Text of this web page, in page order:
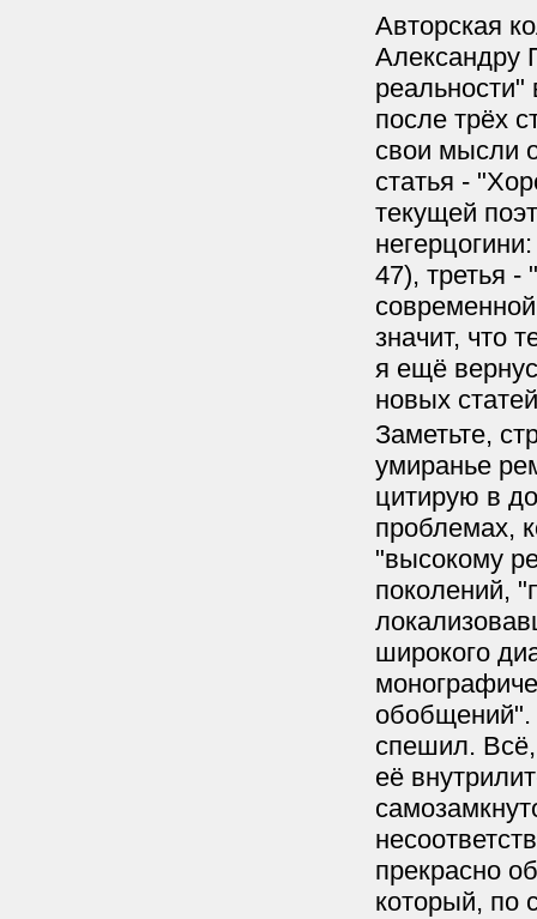
Авторская
Александру
реальности"
после трёх
свои мысли
статья -
текущей
47), третья -
значит, что
я ещё
новых
Заметьте,
умиранье
цитирую в
проблемах,
"высокому
поколений,
широкого
обобщений".
спешил. Всё,
её
прекрасно
который, по